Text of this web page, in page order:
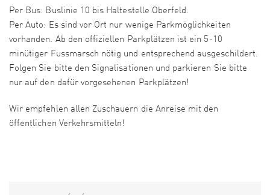
Per Bus: Buslinie 10 bis Haltestelle Oberfeld.
Per Auto: Es sind vor Ort nur wenige Parkmöglichkeiten
vorhanden. Ab den offiziellen Parkplätzen ist ein 5-10
minütiger Fussmarsch nötig und entsprechend ausgeschildert.
Folgen Sie bitte den Signalisationen und parkieren Sie bitte
nur auf den dafür vorgesehenen Parkplätzen!
Wir empfehlen allen Zuschauern die Anreise mit den
öffentlichen Verkehrsmitteln!